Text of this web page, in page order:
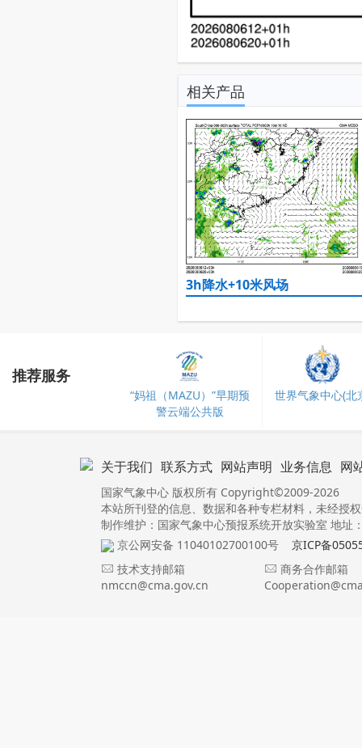
相关产品
3h降水+10米风场
推荐服务
“妈祖（MAZU）”早期预
警云端公共版
世界气象中心(北
关于我们 联系方式 网站声明 业务信息 网
国家气象中心 版权所有 Copyright©2009-2026
本站所刊登的信息、数据和各种专栏材料，未经授
制作维护：国家气象中心预报系统开放实验室 地址
京公网安备 11040102700100号
京ICP备
技术支持邮箱
nmccn@cma.gov.cn
商务合作邮箱